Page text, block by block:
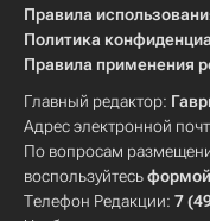
Правила
Политика
Правила применения
Главный редактор:
Адрес электронной
По вопросам
воспользуйтесьформой
Телефон Редакции: 7